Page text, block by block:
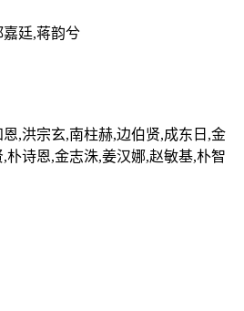
嘉廷,蒋韵兮
,洪宗玄,南柱赫,边伯贤,成东日,金
朴诗恩,金志洙,姜汉娜,赵敏基,朴智